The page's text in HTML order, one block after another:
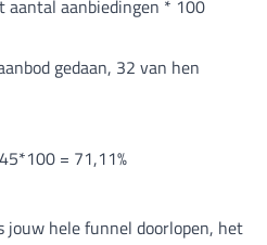
aantal aanbiedingen * 100
gedaan, 32 van hen
= 71,11%
jouw hele funnel doorlopen, het